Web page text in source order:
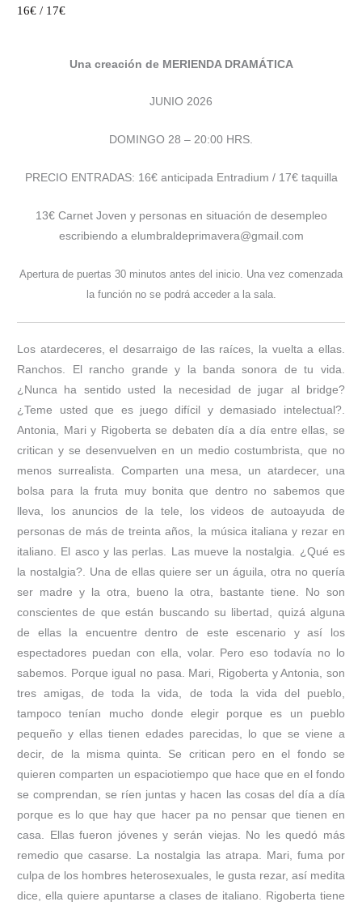
16€ / 17€
Una creación de MERIENDA DRAMÁTICA
JUNIO 2026
DOMINGO 28 – 20:00 HRS.
PRECIO ENTRADAS: 16€ anticipada Entradium / 17€ taquilla
13€ Carnet Joven y personas en situación de desempleo
escribiendo a elumbraldeprimavera@gmail.com
Apertura de puertas 30 minutos antes del inicio. Una vez comenzada
la función no se podrá acceder a la sala.
Los atardeceres, el desarraigo de las raíces, la vuelta a ellas.
Ranchos. El rancho grande y la banda sonora de tu vida.
¿Nunca ha sentido usted la necesidad de jugar al bridge?
¿Teme usted que es juego difícil y demasiado intelectual?.
Antonia, Mari y Rigoberta se debaten día a día entre ellas, se
critican y se desenvuelven en un medio costumbrista, que no
menos surrealista. Comparten una mesa, un atardecer, una
bolsa para la fruta muy bonita que dentro no sabemos que
lleva, los anuncios de la tele, los videos de autoayuda de
personas de más de treinta años, la música italiana y rezar en
italiano. El asco y las perlas. Las mueve la nostalgia. ¿Qué es
la nostalgia?. Una de ellas quiere ser un águila, otra no quería
ser madre y la otra, bueno la otra, bastante tiene. No son
conscientes de que están buscando su libertad, quizá alguna
de ellas la encuentre dentro de este escenario y así los
espectadores puedan con ella, volar. Pero eso todavía no lo
sabemos. Porque igual no pasa. Mari, Rigoberta y Antonia, son
tres amigas, de toda la vida, de toda la vida del pueblo,
tampoco tenían mucho donde elegir porque es un pueblo
pequeño y ellas tienen edades parecidas, lo que se viene a
decir, de la misma quinta. Se critican pero en el fondo se
quieren comparten un espaciotiempo que hace que en el fondo
se comprendan, se ríen juntas y hacen las cosas del día a día
porque es lo que hay que hacer pa no pensar que tienen en
casa. Ellas fueron jóvenes y serán viejas. No les quedó más
remedio que casarse. La nostalgia las atrapa. Mari, fuma por
culpa de los hombres heterosexuales, le gusta rezar, así medita
dice, ella quiere apuntarse a clases de italiano. Rigoberta tiene